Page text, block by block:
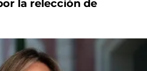
la relección de